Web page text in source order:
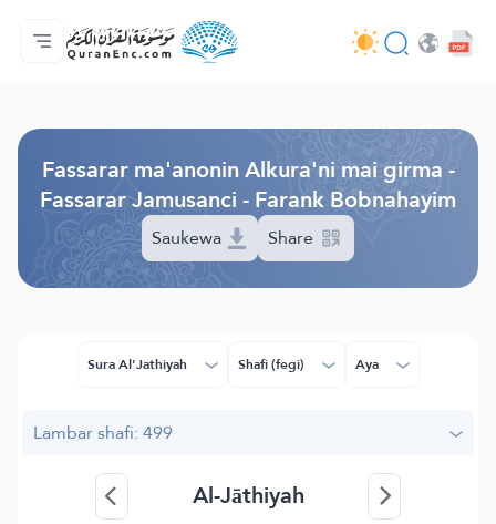
Gida
Jerin ginshikan taken fassarorin
Audio
Ayyukan masu bunkasawa - API
Dangane da wannan aikin
Ka tuntube mu
Harshe
Fassarar ma'anonin Alkura'ni mai girma -
Fassarar Jamusanci - Farank Bobnahayim
Saukewa Share
Sura Al'Jathiyah Shafi (fegi) Aya
Lambar shafi: 499
Al-Jāthiyah